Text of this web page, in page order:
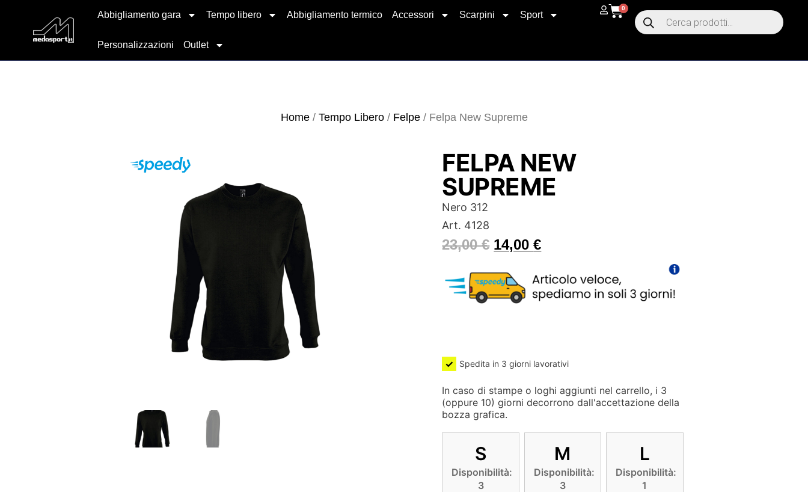
Abbigliamento gara Tempo libero Abbigliamento termico Accessori Scarpini Sport
Personalizzazioni Outlet
0
Home/ Tempo Libero/ Felpe/ Felpa New Supreme
FELPA NEW
SUPREME
Nero 312
Art. 4128
23,00€ 14,00€
Spedita in 3 giorni lavorativi
In caso di stampe o loghi aggiunti nel carrello, i 3
(oppure 10) giorni decorrono dall'accettazione della
bozza grafica.
S
Disponibilità:
3
M
Disponibilità:
3
L
Disponibilità:
1